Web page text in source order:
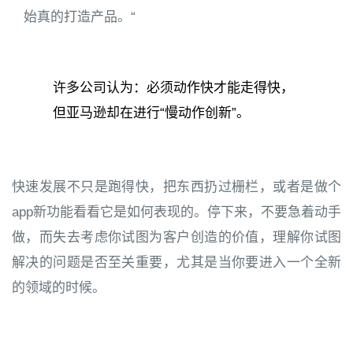
始真的打造产品。“
许多公司认为：必须动作快才能走得快，
但亚马逊却在进行“慢动作创新”。
快速发展不只是跑得快，把东西扔过栅栏，或者是做个
app新功能看看它是如何表现的。停下来，不要急着动手
做，而失去考虑你试图为客户创造的价值，理解你试图
解决的问题是否至关重要，尤其是当你要进入一个全新
的领域的时候。